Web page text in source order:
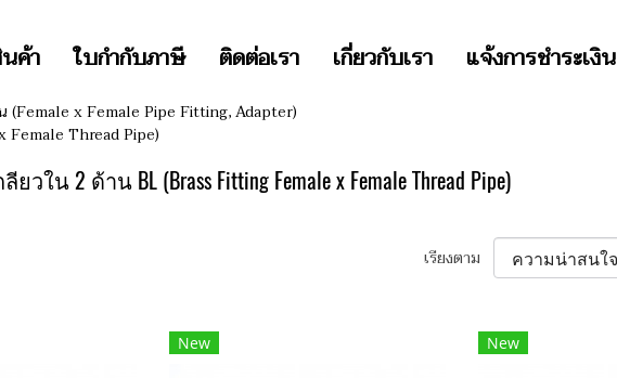
ค้า ใบกำกับภาษี ติดต่อเรา เกี่ยวกับเรา แจ้งการชำระเงิน
(Female x Female Pipe Fitting, Adapter)
Female Thread Pipe)
ใน 2 ด้าน BL (Brass Fitting Female x Female Thread Pipe)
เรียงตาม
New New